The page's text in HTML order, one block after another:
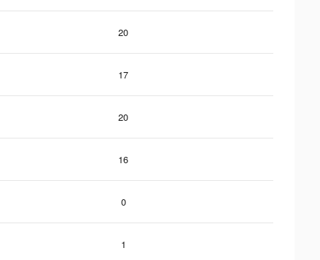
20
17
20
16
0
1